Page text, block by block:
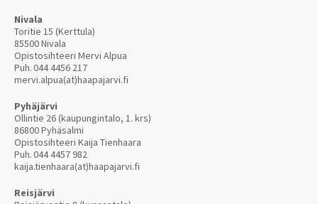
Nivala
Toritie 15 (Kerttula)
85500 Nivala
Opistosihteeri Mervi Alpua
Puh.044 4456 217
mervi.alpua(at)haapajarvi.fi
Pyhäjärvi
Ollintie 26 (kaupungintalo, 1. krs)
86800 Pyhäsalmi
Opistosihteeri Kaija Tienhaara
Puh.044 4457 982
kaija.tienhaara(at)haapajarvi.fi
Reisjärvi